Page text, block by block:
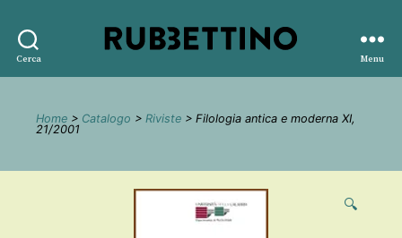
Cerca
editore
Menu
Home > Catalogo > Riviste > Filologia antica e moderna XI,
21/2001
🔍